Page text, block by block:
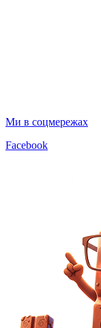
Ми в соцмережах
Facebook